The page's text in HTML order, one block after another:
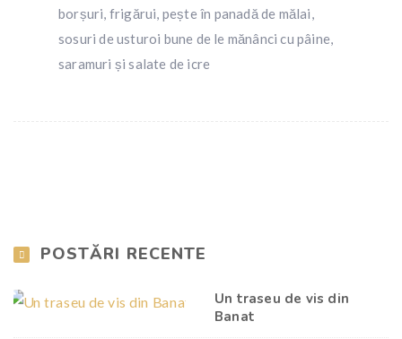
borșuri, frigărui, pește în panadă de mălai,
sosuri de usturoi bune de le mănânci cu pâine,
saramuri și salate de icre
POSTĂRI RECENTE
Un traseu de vis din
Banat